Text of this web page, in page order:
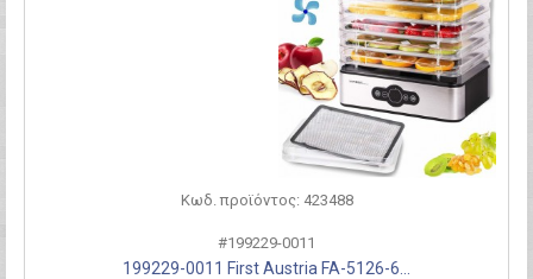
Κωδ. προϊόντος: 423488
#199229-0011
199229-0011 First Austria FA-5126-6...